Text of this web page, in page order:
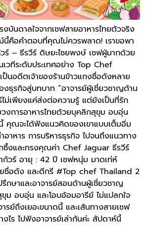
บันดาลใจจากเชฟสายอาหารไทยตัวจริง
คือคำตอบที่คุณไม่ควรพลาด! เราขอพา
ร์ – ธีรวีร์ ดิษยะไชยพงษ์ เชฟผู้มากด้วย
วทีระดับประเทศอย่าง Top Chef
นอดีตเจ้าของร้านข้าวแกงชื่อดังหลาย
งธุรกิจสู่บทบาท “อาจารย์ผู้เชี่ยวชาญด้าน
ไม่เพียงแค่ส่งต่อความรู้ แต่ยังเป็นที่รัก
งการอาหารไทยด้วยบุคลิกสุขุม อบอุ่น
คุณจะได้ฟังแนวคิดของเขาแบบเต็มอิ่ม
อาหาร การบริหารธุรกิจ ไปจนถึงแนวทาง
ซึ้งและทรงคุณค่า Chef Jaguar ธีรวีร์
กัวร์ อายุ : 42 ปี เชฟหนุ่ม มาดเท่ห์
ยชื่อดัง และดีกรี #Top chef Thailand 2
กษาและอาจารย์สอนด้านผู้เชี่ยวชาญ
ม อบอุ่น และโอบอ้อมอารีย์ ไม่แปลกใจ
รย์ถึงเยอะขนาดนี้ และเส้นทางสายเชฟ
งไร ไปฟังอาจารย์เล่ากันค่ะ สัปดาห์นี้